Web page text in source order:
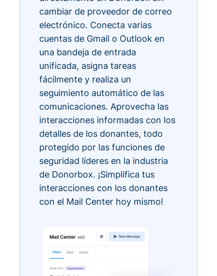
cambiar de proveedor de correo
electrónico. Conecta varias
cuentas de Gmail o Outlook en
una bandeja de entrada
unificada, asigna tareas
fácilmente y realiza un
seguimiento automático de las
comunicaciones. Aprovecha las
interacciones informadas con los
detalles de los donantes, todo
protegido por las funciones de
seguridad líderes en la industria
de Donorbox. ¡Simplifica tus
interacciones con los donantes
con el Mail Center hoy mismo!